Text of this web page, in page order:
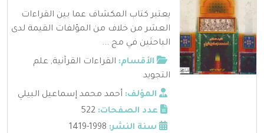
يعتبر كتاب المكشاف عما بين القراءات
العشر من خلاف من المؤلفات القيمة لدى
الباحثين في مج ...
الأقسام: القراءات القرآنية, علم
التجويد
المؤلف: أحمد محمد إسماعيل البيلي
عدد الصفحات:
سنة النشر: